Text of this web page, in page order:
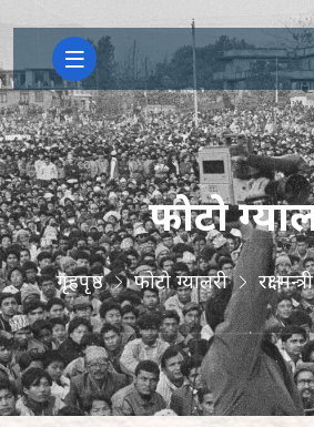
फोटो
गृहपृष्ठ फोटो ग्यालरी रक्षा